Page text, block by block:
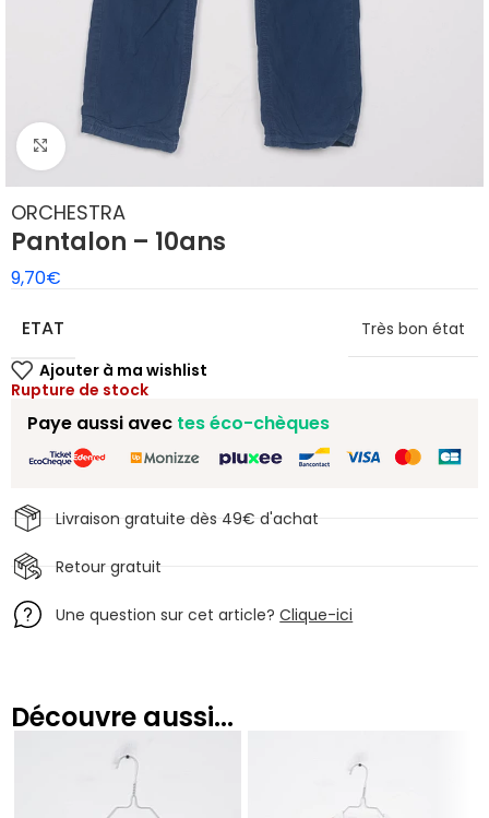
Agrandir
ORCHESTRA
Pantalon – 10ans
9,70€
ETAT
Très bon état
Rupture de stock
Livraison gratuite dès 49€ d'achat
Retour gratuit
Une question sur cet article?Clique-ici
Paye aussi avec tes éco-chèques
Découvre aussi...